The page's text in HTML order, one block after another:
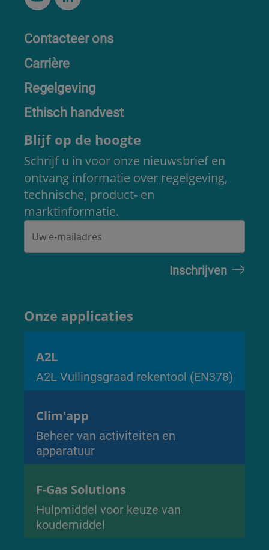
Contacteer ons
Carrière
Regelgeving
Ethisch handvest
Blijf op de hoogte
Schrijf u in voor onze nieuwsbrief en
ontvang informatie over regelgeving,
technische, product- en
marktinformatie.
Onze applicaties
A2L
A2L Vullingsgraad rekentool (EN378)
Clim'app
Beheer van activiteiten en
apparatuur
F-Gas Solutions
Hulpmiddel voor keuze van
koudemiddel